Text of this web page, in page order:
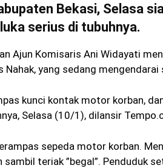
Bekasi, Selasa
serius di tubuhnya.
Ajun Komisaris Ani Widayati
Nahak, yang sedang
kunci kontak motor korban,
Selasa (10/1), dilansir
sepeda motor korban.
teriak ”begal”. Penduduk